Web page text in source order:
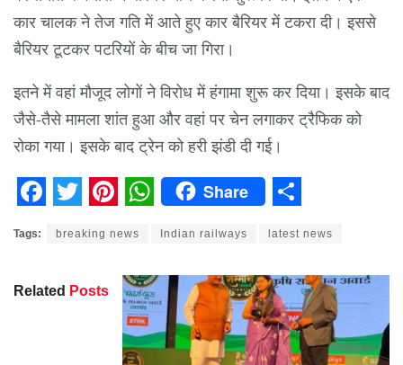
कार चालक ने तेज गति में आते हुए कार बैरियर में टकरा दी। इससे
बैरियर टूटकर पटरियों के बीच जा गिरा।
इतने में वहां मौजूद लोगों ने विरोध में हंगामा शुरू कर दिया। इसके बाद
जैसे-तैसे मामला शांत हुआ और वहां पर चेन लगाकर ट्रैफिक को
रोका गया। इसके बाद ट्रेन को हरी झंडी दी गई।
Share
Tags: breaking news Indian railways latest news
Related Posts